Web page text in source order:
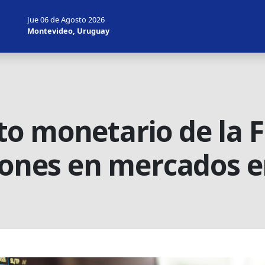
Jue 06 de Agosto 2026
Montevideo, Uruguay
monetario de la
en mercados